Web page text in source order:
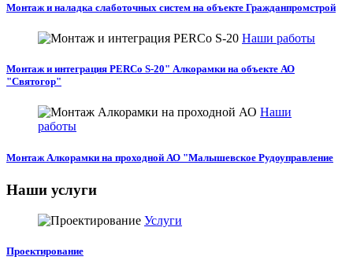
Монтаж и наладка слаботочных систем на объекте Гражданпромстрой
Наши работы
Монтаж и интеграция PERCo S-20" Алкорамки на объекте АО
"Святогор"
Наши
работы
Монтаж Алкорамки на проходной АО "Малышевское Рудоуправление
Наши услуги
Услуги
Проектирование